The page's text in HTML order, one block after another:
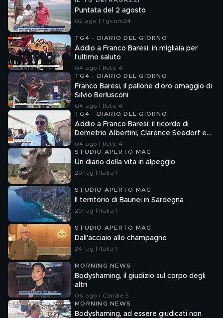
Puntata del 2 agosto
02 ago | Tgcom24
TG4 - DIARIO DEL GIORNO
Addio a Franco Baresi: in migliaia per
l'ultimo saluto
04 ago | Rete 4
TG4 - DIARIO DEL GIORNO
Franco Baresi, il pallone d'oro omaggio di
Silvio Berlusconi
04 ago | Rete 4
TG4 - DIARIO DEL GIORNO
Addio a Franco Baresi: il ricordo di
Demetrio Albertini, Clarence Seedorf e
Giovanni Galli
04 ago | Rete 4
STUDIO APERTO MAG
Un diario della vita in alpeggio
29 lug | Italia 1
STUDIO APERTO MAG
Il territorio di Baunei in Sardegna
29 lug | Italia 1
STUDIO APERTO MAG
Dall'acciaio allo champagne
24 lug | Italia 1
MORNING NEWS
Bodyshaming, il giudizio sul corpo degli
altri
06 ago | Canale 5
MORNING NEWS
Bodyshaming, ad essere giudicati non